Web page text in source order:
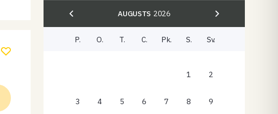
AUGUSTS 2026
P. O. T. C. Pk. S. Sv.
1 2
3 4 5 6 7 8 9